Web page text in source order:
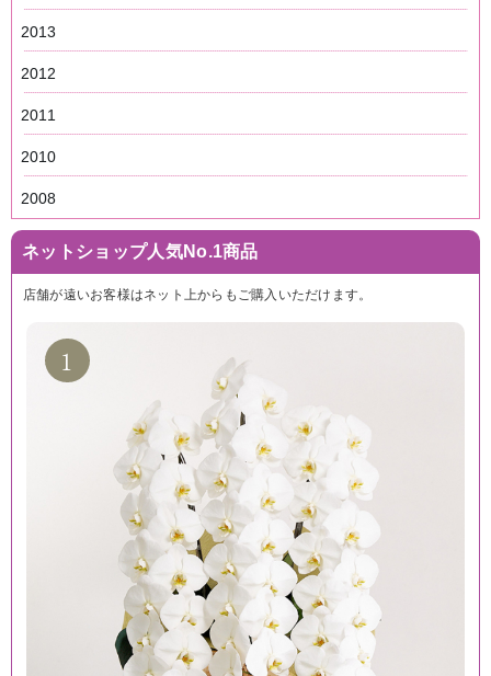
2013
2012
2011
2010
2008
ネットショップ人気No.1商品
店舗が遠いお客様はネット上からもご購入いただけます。